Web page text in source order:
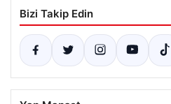
Bizi Takip Edin